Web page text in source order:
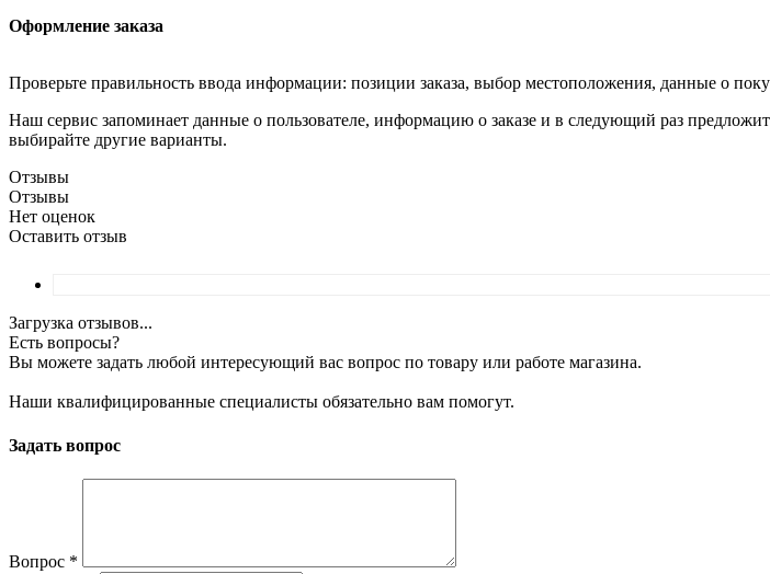
Оформление заказа
Проверьте правильность ввода информации: позиции заказа, выбор местоположения, данные о
Наш сервис запоминает данные о пользователе, информацию о заказе и в следующий раз
выбирайте другие варианты.
Отзывы
Отзывы
Нет оценок
Оставить отзыв
Загрузка отзывов...
Есть вопросы?
Вы можете задать любой интересующий вас вопрос по товару или работе магазина.
Наши квалифицированные специалисты обязательно вам помогут.
Задать вопрос
Вопрос *